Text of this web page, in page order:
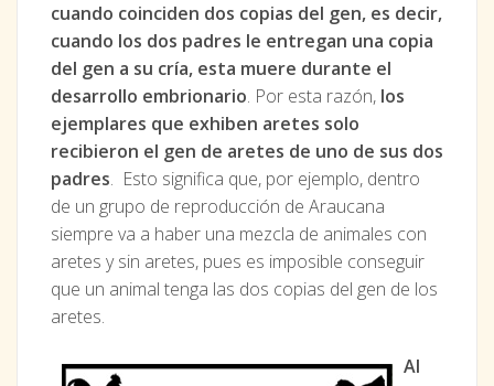
cuando coinciden dos copias del gen, es decir,
cuando los dos padres le entregan una copia
del gen a su cría, esta muere durante el
desarrollo embrionario. Por esta razón, los
ejemplares que exhiben aretes solo
recibieron el gen de aretes de uno de sus dos
padres. Esto significa que, por ejemplo, dentro
de un grupo de reproducción de Araucana
siempre va a haber una mezcla de animales con
aretes y sin aretes, pues es imposible conseguir
que un animal tenga las dos copias del gen de los
aretes.
Al